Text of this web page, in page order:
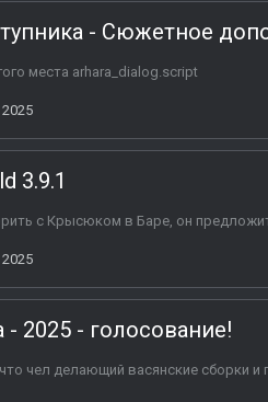
- Сюжетное
места arhara_dialog.script
3.9.1
с Крысюком в Баре, он
- 2025 - голосование!
чел делающий васянские сборки